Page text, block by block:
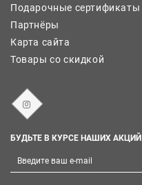
Подарочные сертификаты
Партнёры
Карта сайта
Товары со скидкой
БУДЬТЕ В КУРСЕ НАШИХ АКЦИЙ